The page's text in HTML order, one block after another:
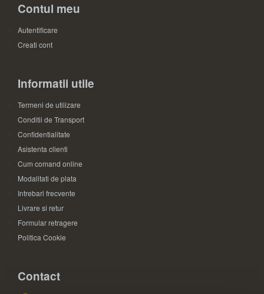
Contul meu
Autentificare
Creati cont
Informatii utile
Termeni de utilizare
Conditii de Transport
Confidentialitate
Asistenta clienti
Cum comand online
Modalitati de plata
Intrebari frecvente
Livrare si retur
Formular retragere
Politica Cookie
Contact